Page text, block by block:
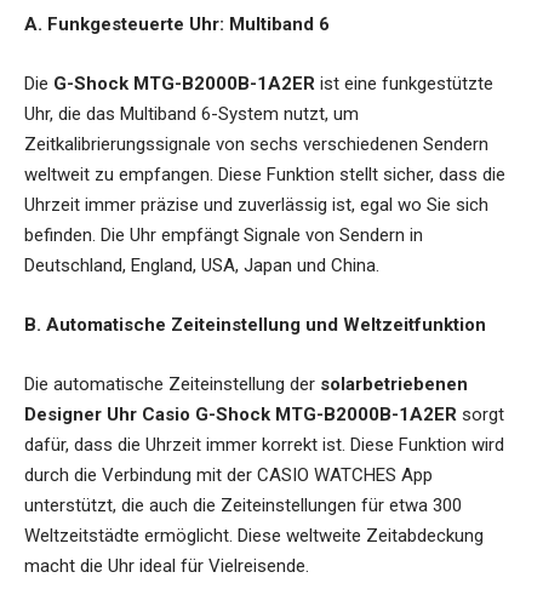
A. Funkgesteuerte Uhr: Multiband 6
Die G-Shock MTG-B2000B-1A2ER ist eine funkgestützte
Uhr, die das Multiband 6-System nutzt, um
Zeitkalibrierungssignale von sechs verschiedenen Sendern
weltweit zu empfangen. Diese Funktion stellt sicher, dass die
Uhrzeit immer präzise und zuverlässig ist, egal wo Sie sich
befinden. Die Uhr empfängt Signale von Sendern in
Deutschland, England, USA, Japan und China.
B. Automatische Zeiteinstellung und Weltzeitfunktion
Die automatische Zeiteinstellung der solarbetriebenen
Designer Uhr Casio G-Shock MTG-B2000B-1A2ER sorgt
dafür, dass die Uhrzeit immer korrekt ist. Diese Funktion wird
durch die Verbindung mit der CASIO WATCHES App
unterstützt, die auch die Zeiteinstellungen für etwa 300
Weltzeitstädte ermöglicht. Diese weltweite Zeitabdeckung
macht die Uhr ideal für Vielreisende.